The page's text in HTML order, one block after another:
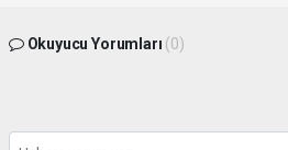
Okuyucu Yorumları (0)